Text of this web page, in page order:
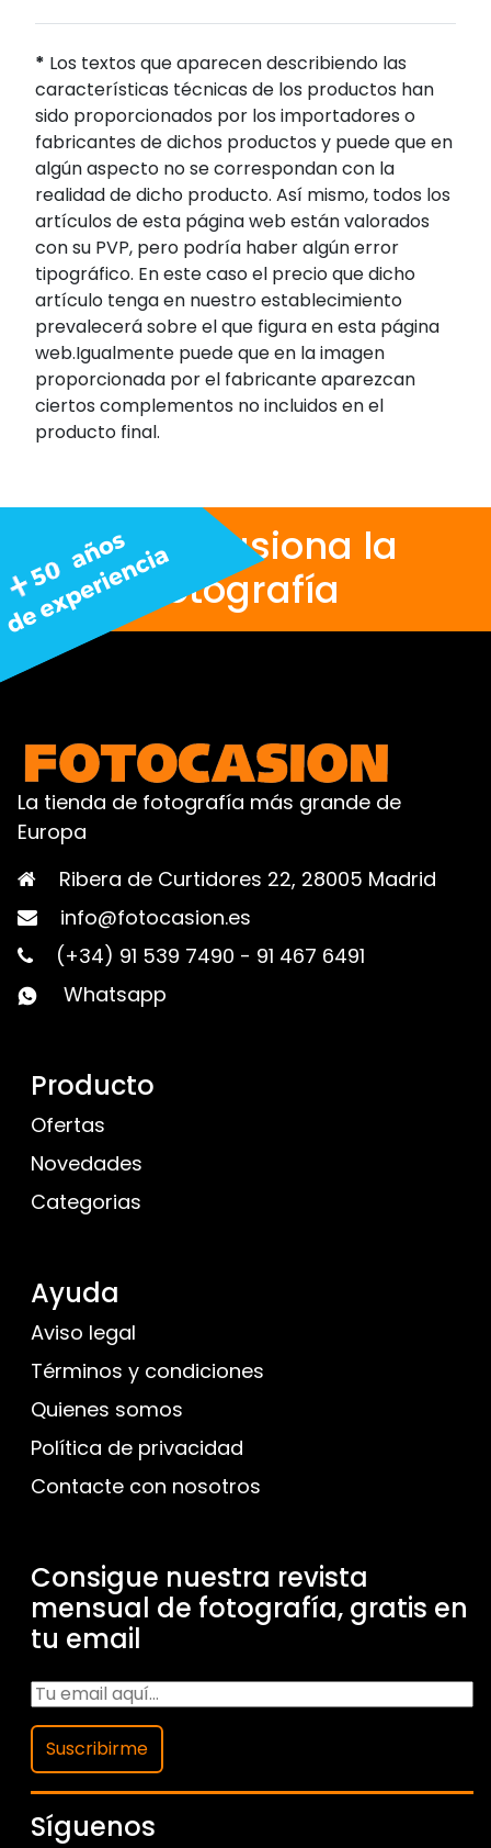
* Los textos que aparecen describiendo las
características técnicas de los productos han
sido proporcionados por los importadores o
fabricantes de dichos productos y puede que en
algún aspecto no se correspondan con la
realidad de dicho producto. Así mismo, todos los
artículos de esta página web están valorados
con su PVP, pero podría haber algún error
tipográfico. En este caso el precio que dicho
artículo tenga en nuestro establecimiento
prevalecerá sobre el que figura en esta página
web.Igualmente puede que en la imagen
proporcionada por el fabricante aparezcan
ciertos complementos no incluidos en el
producto final.
Nos apasiona la
fotografía
La tienda de fotografía más grande de
Europa
Ribera de Curtidores 22, 28005 Madrid
info@fotocasion.es
(+34) 91 539 7490 - 91 467 6491
Whatsapp
Producto
Ofertas
Novedades
Categorias
Ayuda
Aviso legal
Términos y condiciones
Quienes somos
Política de privacidad
Contacte con nosotros
Consigue nuestra revista
mensual de fotografía, gratis en
tu email
Suscribirme
Síguenos